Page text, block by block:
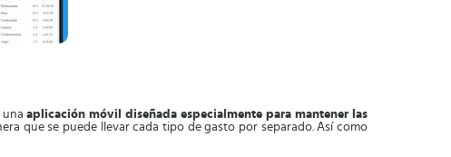
una aplicación móvil diseñada especialmente para mantener las
que se puede llevar cada tipo de gasto por separado. Así como